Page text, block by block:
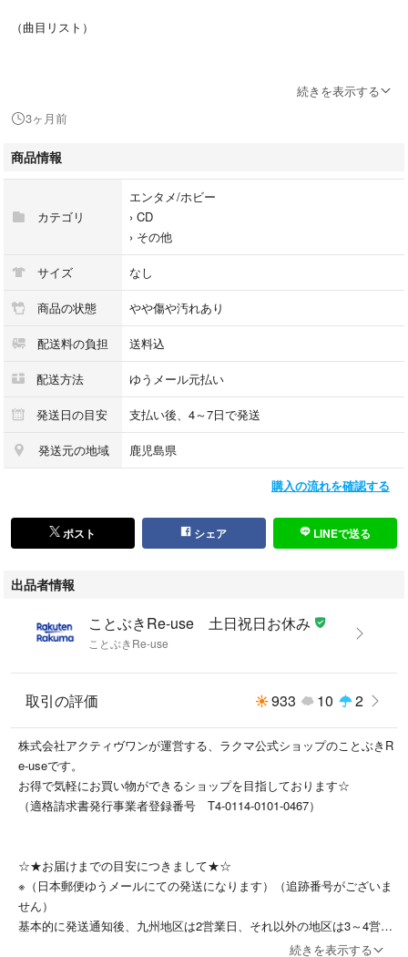
（曲目リスト）
●撮影画像は、見た目や色味に実物との差が若干発生する場合がございま
す
●レンタル落ちの商品につきバーコードやシールが付着している物があり
●写真は現物です。歌詞カード等の付属品は画像にて確認お願い致します
●商品でケースが破損している場合は、予備がある時のみレンタル中古ケ
●ゆうメール元払いで発送します、追跡番号はありません
●土日祝日は定休日の為、平日の発送になりますので到着迄、日数を要す
る場合がございます
●ゆうメール便は土日の配達はしていません
●発送日の目安は4～7日で設定してますが、祝日の関係で発送期限に間に
合わない場合がございます
営業日の午前10時迄の確定分は当日発送可能です
続きを表示する
3ヶ月前
商品情報
カテゴリ
エンタメ/ホビー
› CD
› その他
サイズ なし
商品の状態 やや傷や汚れあり
配送料の負担 送料込
配送方法 ゆうメール元払い
発送日の目安 支払い後、4～7日で発送
発送元の地域 鹿児島県
購入の流れを確認する
ポスト シェア LINEで送る
出品者情報
ことぶきRe-use 土日祝日お休み
ことぶきRe-use
取引の評価 933 10 2
株式会社アクティヴワンが運営する、ラクマ公式ショップのことぶきR
e-useです。
お得で気軽にお買い物ができるショップを目指しております☆
（適格請求書発行事業者登録番号 T4-0114-0101-0467）
☆★お届けまでの目安につきまして★☆
※（日本郵便ゆうメールにての発送になります）（追跡番号がございま
せん）
基本的に発送通知後、九州地区は2営業日、それ以外の地区は3～4営業
続きを表示する